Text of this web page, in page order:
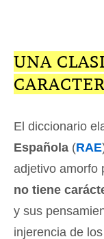
UNA
El diccionario
Española (RAE
adjetivo amorfo
no tiene
y sus
injerencia de